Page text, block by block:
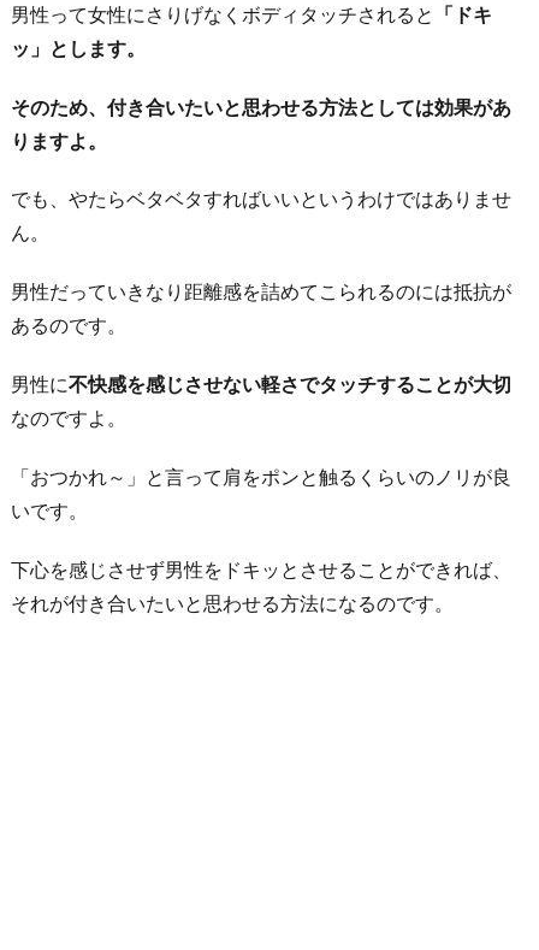
男性って女性にさりげなくボディタッチされると 「ドキ
ッ」とします。
そのため、付き合いたいと思わせる方法としては効果があ
りますよ。
でも、やたらベタベタすればいいというわけではありませ
ん。
男性だっていきなり距離感を詰めてこられるのには抵抗が
あるのです。
男性に不快感を感じさせない軽さでタッチすることが大切
なのですよ。
「おつかれ～」と言って肩をポンと触るくらいのノリが良
いです。
下心を感じさせず男性をドキッとさせることができれば、
それが付き合いたいと思わせる方法になるのです。